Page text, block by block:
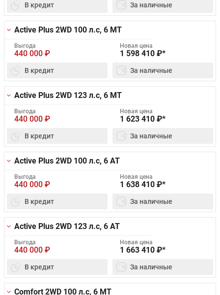
В кредит За наличные
Active Plus 2WD 100 л.с, 6 MT
Выгода
440 000 ₽
Новая цена
1 598 410 ₽*
В кредит За наличные
Active Plus 2WD 123 л.с, 6 MT
Выгода
440 000 ₽
Новая цена
1 623 410 ₽*
В кредит За наличные
Active Plus 2WD 100 л.с, 6 AT
Выгода
440 000 ₽
Новая цена
1 638 410 ₽*
В кредит За наличные
Active Plus 2WD 123 л.с, 6 AT
Выгода
440 000 ₽
Новая цена
1 663 410 ₽*
В кредит За наличные
Comfort 2WD 100 л.с, 6 MT